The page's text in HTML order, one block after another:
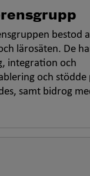
bestod
lärosäten. De
integration och
och
samt bidrog